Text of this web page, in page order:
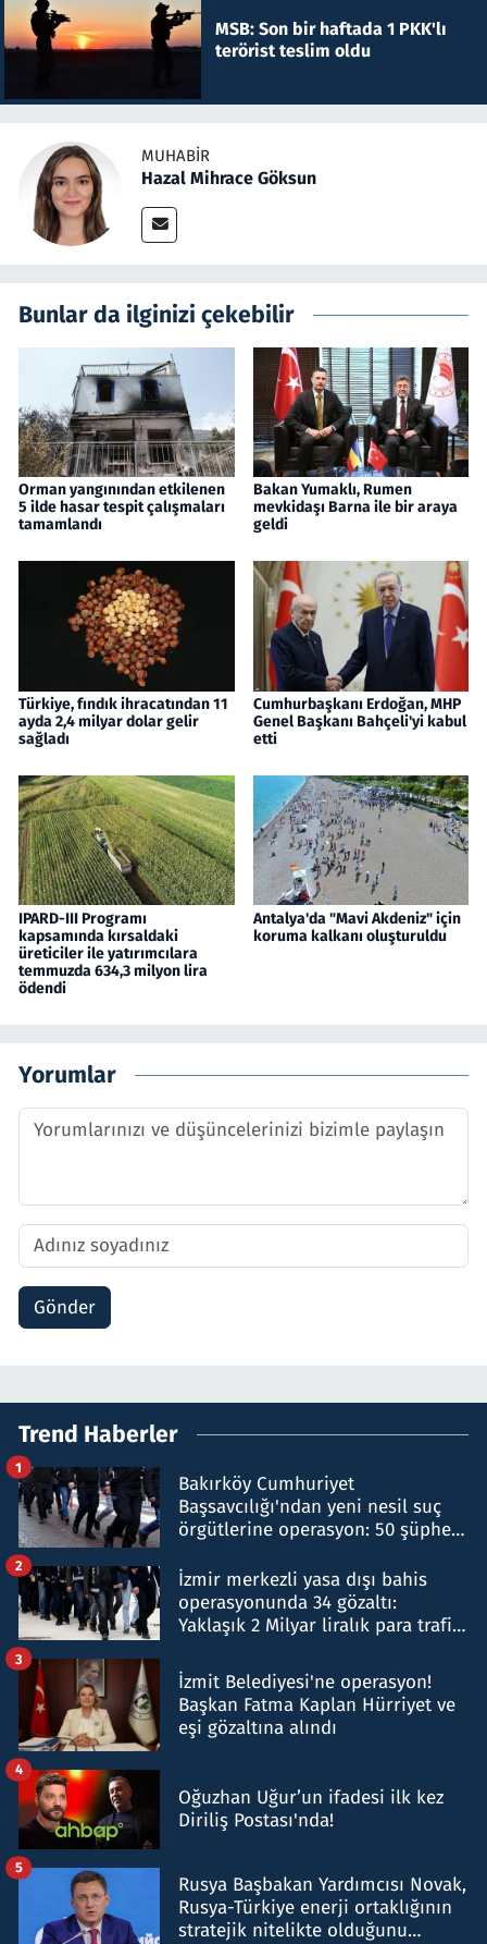
MSB: Son bir haftada 1 PKK'lı
terörist teslim oldu
MUHABIR
Hazal Mihrace Göksun
Bunlar da ilginizi çekebilir
Orman yangınından etkilenen
5 ilde hasar tespit çalışmaları
tamamlandı
Bakan Yumaklı, Rumen
mevkidaşı Barna ile bir araya
geldi
Türkiye, fındık ihracatından 11
ayda 2,4 milyar dolar gelir
sağladı
Cumhurbaşkanı Erdoğan, MHP
Genel Başkanı Bahçeli'yi kabul
etti
IPARD-III Programı
kapsamında kırsaldaki
üreticiler ile yatırımcılara
temmuzda 634,3 milyon lira
ödendi
Antalya'da "Mavi Akdeniz" için
koruma kalkanı oluşturuldu
Yorumlar
Gönder
Trend Haberler
Bakırköy Cumhuriyet
Başsavcılığı'ndan yeni nesil suç
örgütlerine operasyon: 50 şüpheli
1
İzmir merkezli yasa dışı bahis
operasyonunda 34 gözaltı:
Yaklaşık 2 Milyar liralık para trafiği
2
İzmit Belediyesi'ne operasyon!
Başkan Fatma Kaplan Hürriyet ve
eşi gözaltına alındı
3
Oğuzhan Uğur’un ifadesi ilk kez
Diriliş Postası'nda!
4
Rusya Başbakan Yardımcısı Novak,
Rusya-Türkiye enerji ortaklığının
stratejik nitelikte olduğunu
5